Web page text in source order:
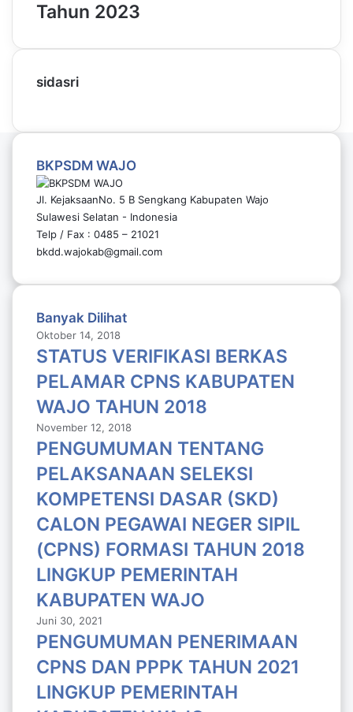
Tahun 2023
sidasri
BKPSDM WAJO
Jl. KejaksaanNo. 5 B Sengkang Kabupaten Wajo
Sulawesi Selatan - Indonesia
Telp / Fax : 0485 – 21021
bkdd.wajokab@gmail.com
Banyak Dilihat
Oktober 14, 2018
STATUS VERIFIKASI BERKAS
PELAMAR CPNS KABUPATEN
WAJO TAHUN 2018
November 12, 2018
PENGUMUMAN TENTANG
PELAKSANAAN SELEKSI
KOMPETENSI DASAR (SKD)
CALON PEGAWAI NEGER SIPIL
(CPNS) FORMASI TAHUN 2018
LlNGKUP PEMERINTAH
KABUPATEN WAJO
Juni 30, 2021
PENGUMUMAN PENERIMAAN
CPNS DAN PPPK TAHUN 2021
LINGKUP PEMERINTAH